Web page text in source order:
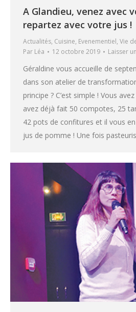
A Glandieu, venez avec
repartez avec votre jus !
Actualités, Cuisine, Evenementiel, Vie
Par Léa 12 octobre 2019 Laisser
Géraldine vous accueille de
dans son atelier de
principe ? C’est simple ! Vous
avez déjà fait 50 compotes, 25
42 pots de confitures et il vous
jus de pomme ! Une fois